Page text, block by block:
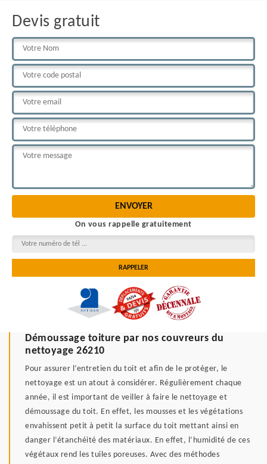
Devis gratuit
On vous rappelle gratuitement
Démoussage toiture par nos couvreurs du
nettoyage 26210
Pour assurer l’entretien du toit et afin de le protéger, le
nettoyage est un atout à considérer. Régulièrement chaque
année, il est important de veiller à faire le nettoyage et
démoussage du toit. En effet, les mousses et les végétations
envahissent petit à petit la surface du toit mettant ainsi en
danger l’étanchéité des matériaux. En effet, l’humidité de ces
végétaux rend les tuiles poreuses. Avec des méthodes